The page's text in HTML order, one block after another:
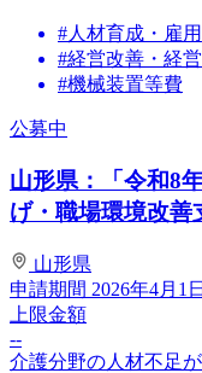
#人材育成・雇用
#経営改善・経
#機械装置等費
公募中
山形県：「令和8
げ・職場環境改善
山形県
申請期間 2026年4月1
上限金額
--
介護分野の人材不足